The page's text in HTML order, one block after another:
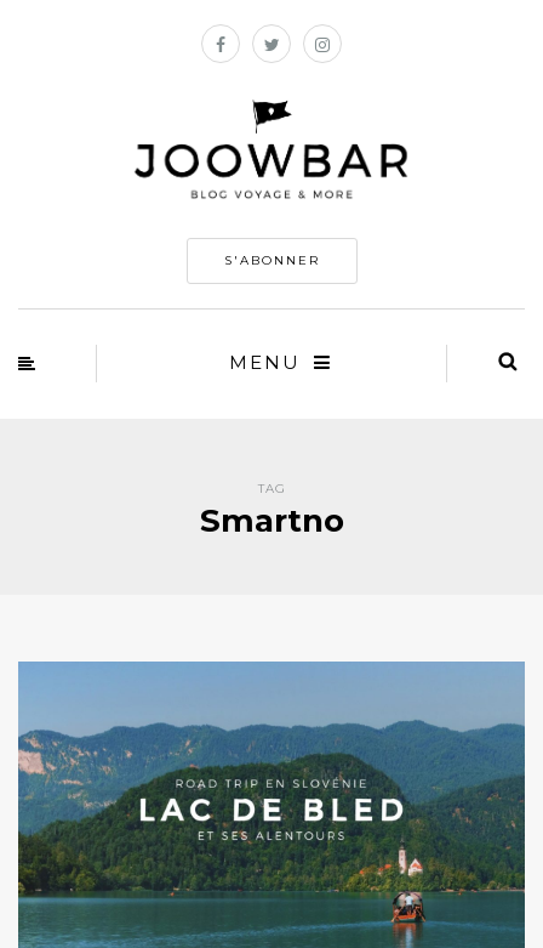
S'ABONNER
MENU
TAG
Smartno